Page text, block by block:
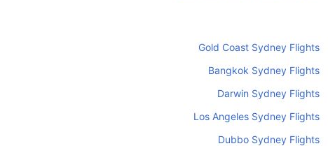
Gold Coast Sydney Flights
Bangkok Sydney Flights
Darwin Sydney Flights
Los Angeles Sydney Flights
Dubbo Sydney Flights